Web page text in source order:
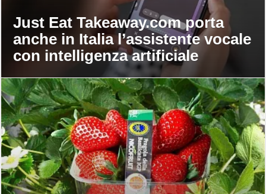
Just Eat Takeaway.com porta
anche in Italia l’assistente vocale
con intelligenza artificiale